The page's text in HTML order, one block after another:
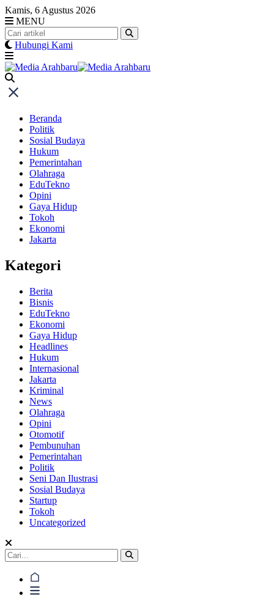
Skip
to
content
Kamis, 6 Agustus 2026
MENU
Hubungi Kami
Beranda
Politik
Sosial Budaya
Hukum
Pemerintahan
Olahraga
EduTekno
Opini
Gaya Hidup
Tokoh
Ekonomi
Jakarta
Kategori
Berita
Bisnis
EduTekno
Ekonomi
Gaya Hidup
Headlines
Hukum
Internasional
Jakarta
Kriminal
News
Olahraga
Opini
Otomotif
Pembunuhan
Pemerintahan
Politik
Seni Dan Ilustrasi
Sosial Budaya
Startup
Tokoh
Uncategorized